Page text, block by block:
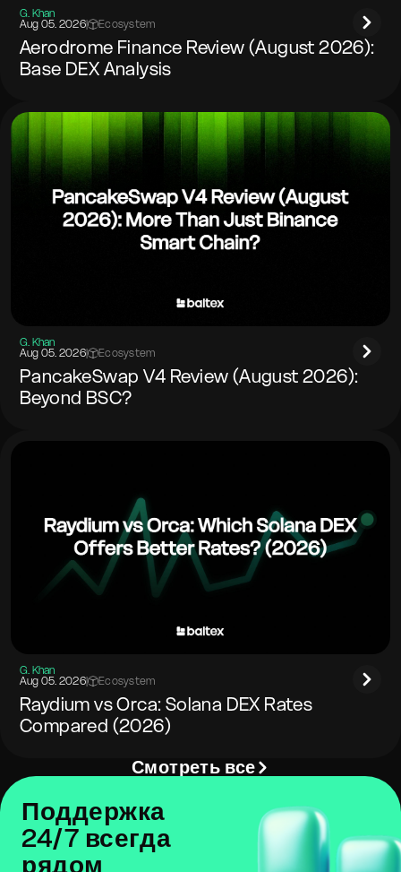
G. Khan
Aug 05. 2026| Ecosystem
Aerodrome Finance Review (August 2026):
Base DEX Analysis
G. Khan
Aug 05. 2026| Ecosystem
PancakeSwap V4 Review (August 2026):
Beyond BSC?
G. Khan
Aug 05. 2026| Ecosystem
Raydium vs Orca: Solana DEX Rates
Compared (2026)
Смотреть все
Поддержка
24/7 всегда
рядом